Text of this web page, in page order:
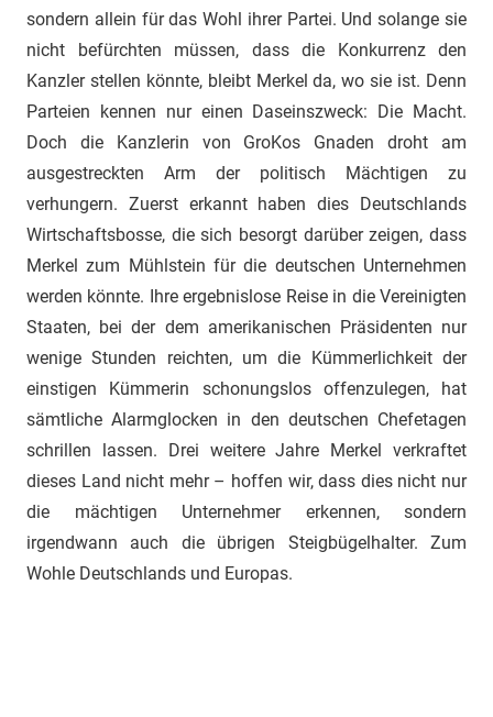
sondern allein für das Wohl ihrer Partei. Und solange sie
nicht befürchten müssen, dass die Konkurrenz den
Kanzler stellen könnte, bleibt Merkel da, wo sie ist. Denn
Parteien kennen nur einen Daseinszweck: Die Macht.
Doch die Kanzlerin von GroKos Gnaden droht am
ausgestreckten Arm der politisch Mächtigen zu
verhungern. Zuerst erkannt haben dies Deutschlands
Wirtschaftsbosse, die sich besorgt darüber zeigen, dass
Merkel zum Mühlstein für die deutschen Unternehmen
werden könnte. Ihre ergebnislose Reise in die Vereinigten
Staaten, bei der dem amerikanischen Präsidenten nur
wenige Stunden reichten, um die Kümmerlichkeit der
einstigen Kümmerin schonungslos offenzulegen, hat
sämtliche Alarmglocken in den deutschen Chefetagen
schrillen lassen. Drei weitere Jahre Merkel verkraftet
dieses Land nicht mehr – hoffen wir, dass dies nicht nur
die mächtigen Unternehmer erkennen, sondern
irgendwann auch die übrigen Steigbügelhalter. Zum
Wohle Deutschlands und Europas.